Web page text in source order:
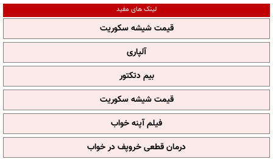
لینک های مفید
قیمت شیشه سکوریت
آلپاری
بیم دتکتور
قیمت شیشه سکوریت
فیلم آپنه خواب
درمان قطعی خروپف در خواب